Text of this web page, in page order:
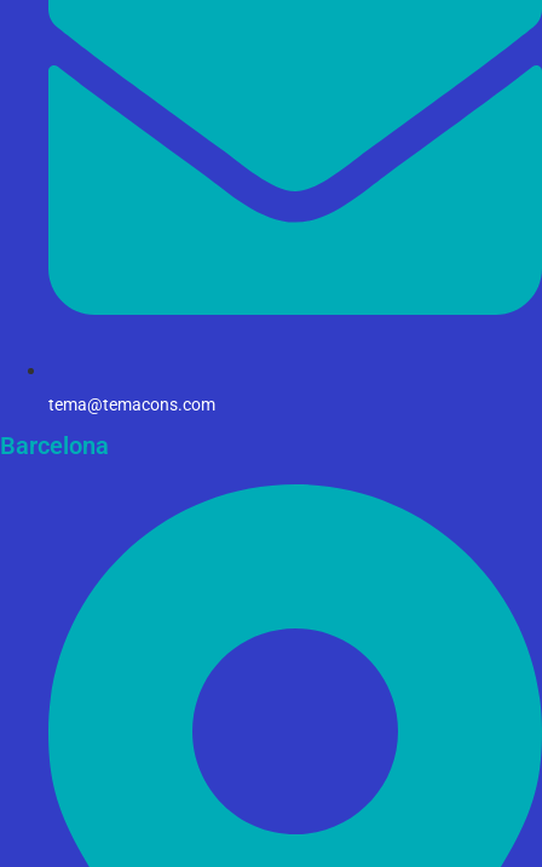
tema@temacons.com
Barcelona